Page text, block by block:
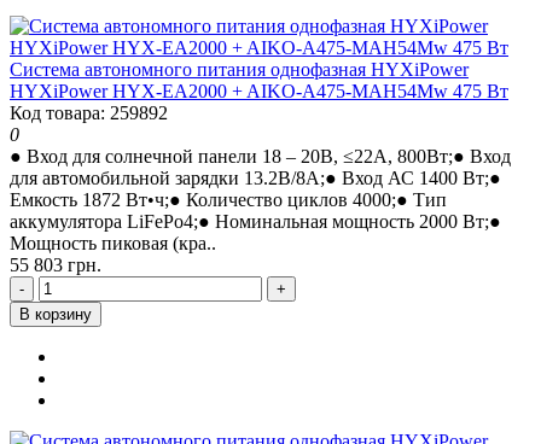
Система автономного питания однофазная HYXiPower
HYXiPower HYX-EA2000 + AIKO-A475-MAH54Mw 475 Вт
Код товара: 259892
0
● Вход для солнечной панели 18 – 20В, ≤22A, 800Вт;● Вход
для автомобильной зарядки 13.2В/8A;● Вход АС 1400 Вт;●
Емкость 1872 Вт•ч;● Количество циклов 4000;● Тип
аккумулятора LiFePo4;● Номинальная мощность 2000 Вт;●
Мощность пиковая (кра..
55 803 грн.
-
+
В корзину